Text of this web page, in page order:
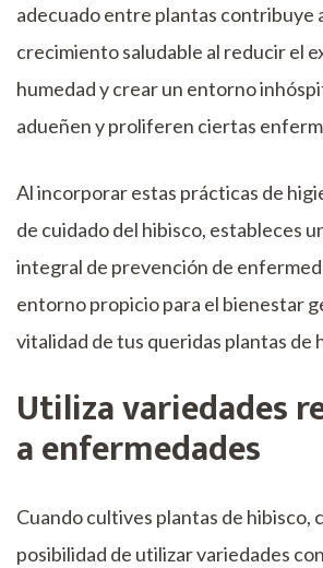
adecuado entre plantas contribuye
crecimiento saludable al reducir el
humedad y crear un entorno
adueñen y proliferen ciertas
Al incorporar estas prácticas de
de cuidado del hibisco, estableces
integral de prevención de
entorno propicio para el bienestar
vitalidad de tus queridas plantas de
Utiliza variedades
a enfermedades
Cuando cultives plantas de hibisco,
posibilidad de utilizar variedades